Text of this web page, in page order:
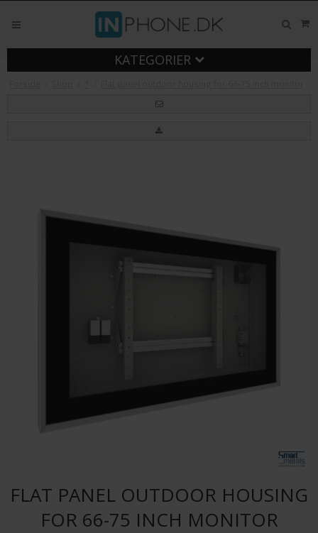
KATEGORIER
FLAT PANEL OUTDOOR HOUSING
FOR 66-75 INCH MONITOR